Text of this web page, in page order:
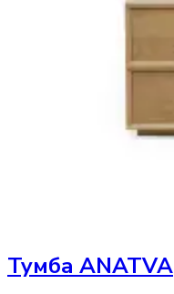
Тумба ANATVA